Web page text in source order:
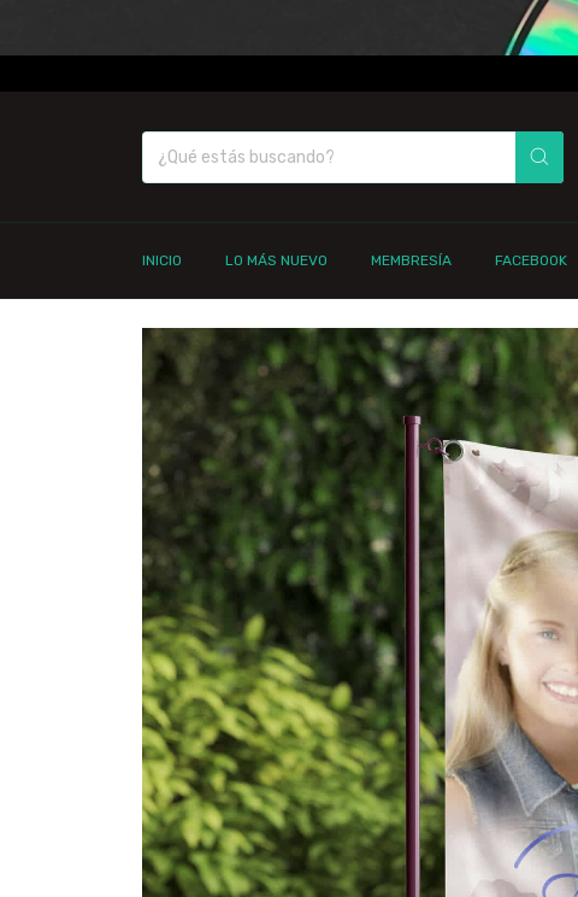
INICIO LO MÁS NUEVO MEMBRESÍA FACEBOOK